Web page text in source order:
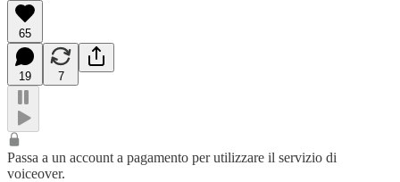
65
19 7
Passa a un account a pagamento per utilizzare il servizio di
voiceover.